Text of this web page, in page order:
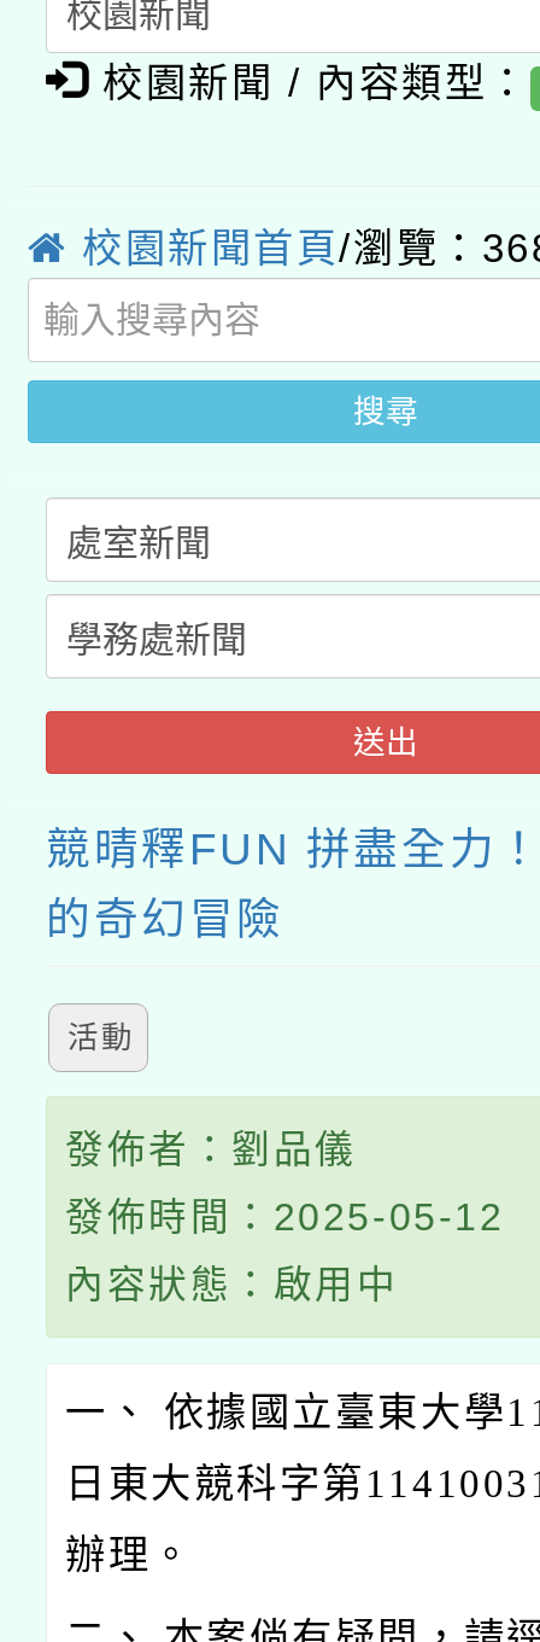
礎課程
A3數位素養講師名單
「數位內容與教學軟
業技術研究院辦理「
用水績優單位及節水達
115年8月22日(星期六
桃園市孔廟祈福系列
開 智慧啟航」
2026年桃園地景藝術
校園新聞 / 內容類型：
校園新聞首頁/瀏覽：
搜尋
送出
競晴釋FUN 拼盡全力
的奇幻冒險
活動
發佈者：劉品儀
發佈時間：2025-05-12
內容狀態：啟用中
一、 依據國立臺東大學
日東大競科字第
辦理。